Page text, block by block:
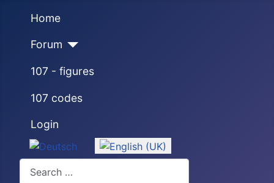
Home
Forum
107 - figures
107 codes
Login
Select your language
Search